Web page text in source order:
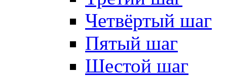
Четвёртый шаг
Пятый шаг
Шестой шаг